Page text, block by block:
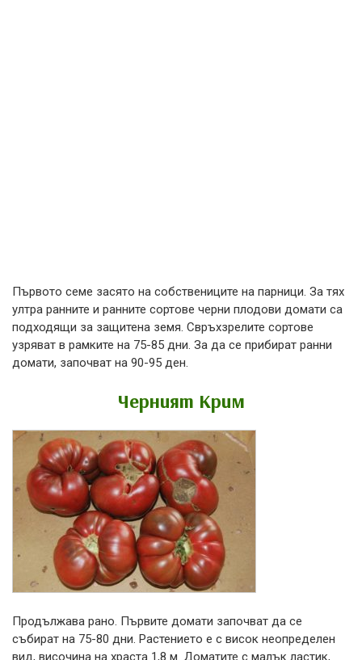
Първото семе засято на собствениците на парници. За тях
ултра ранните и ранните сортове черни плодови домати са
подходящи за защитена земя. Свръхзрелите сортове
узряват в рамките на 75-85 дни. За да се прибират ранни
домати, започват на 90-95 ден.
Черният Крим
Продължава рано. Първите домати започват да се
събират на 75-80 дни. Растението е с висок неопределен
вид, височина на храста 1,8 м. Доматите с малък ластик,